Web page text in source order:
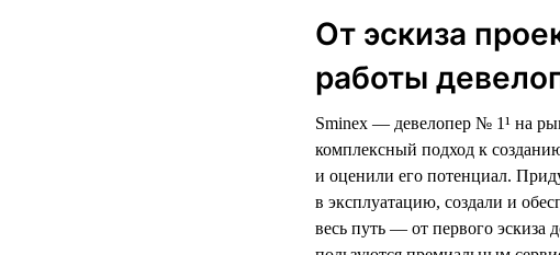
От эскиза
работы
Sminex — девелопер № 1¹ на
комплексный подход к
и оценили его потенциал.
в эксплуатацию, создали и
весь путь — от первого эскиза